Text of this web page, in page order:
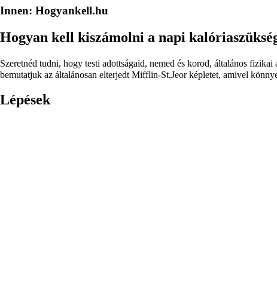
Innen: Hogyankell.hu
Hogyan kell kiszámolni a napi
Szeretnéd tudni, hogy testi adottságaid, nemed és korod, általános
bemutatjuk az általánosan elterjedt Mifflin-St.Jeor képletet, amivel
Lépések